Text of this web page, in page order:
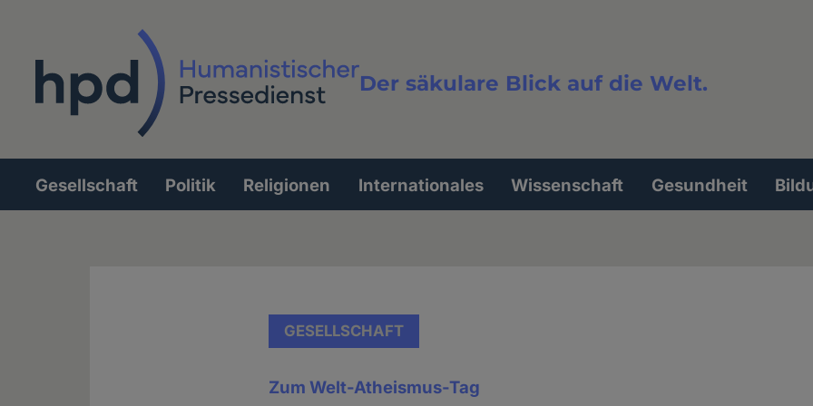
Der säkulare Blick auf die Welt.
Volltextsuche
Hauptnavigation
Gesellschaft Politik Religionen Internationales Wissenschaft Gesundheit
GESELLSCHAFT
Zum Welt-Atheismus-Tag